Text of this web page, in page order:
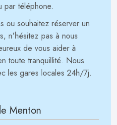
par téléphone.
ou souhaitez réserver un
n'hésitez pas à nous
de vous aider à
toute tranquillité. Nous
les gares locales 24h/7j.
Menton